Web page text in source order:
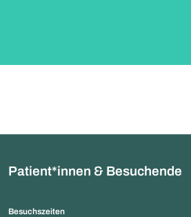
Patient*innen & Besuchende
Besuchszeiten